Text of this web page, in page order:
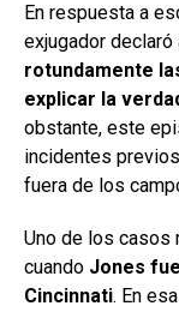
En respuesta a
exjugador declaró
rotundamente
explicar la
obstante, este
incidentes
fuera de los
Uno de los casos
cuando Jones
Cincinnati. En